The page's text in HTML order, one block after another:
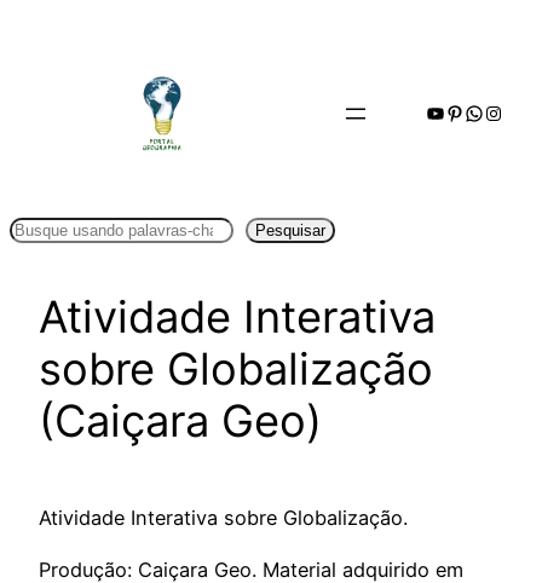
Youtube
Pinterest
Pesquisar Pesquisar
Atividade Interativa
sobre Globalização
(Caiçara Geo)
Atividade Interativa sobre Globalização.
Produção: Caiçara Geo. Material adquirido em